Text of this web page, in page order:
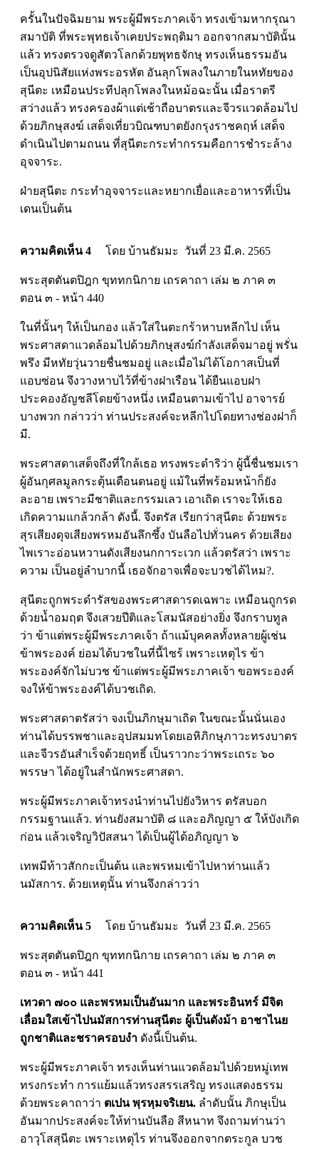
ครั้นในปัจฉิมยาม พระผู้มีพระภาคเจ้า ทรงเข้ามหากรุณา
สมาบัติ ที่พระพุทธเจ้าเคยประพฤติมา ออกจากสมาบัตินั้น
แล้ว ทรงตรวจดูสัตวโลกด้วยพุทธจักษุ ทรงเห็นธรรมอัน
เป็นอุปนิสัยแห่งพระอรหัต อันลุกโพลงในภายในหทัยของ
สุนีตะ เหมือนประทีปลุกโพลงในหม้อฉะนั้น เมื่อราตรี
สว่างแล้ว ทรงครองผ้าแต่เช้าถือบาตรและจีวรแวดล้อมไป
ด้วยภิกษุสงฆ์ เสด็จเที่ยวบิณฑบาตยังกรุงราชคฤห์ เสด็จ
ดำเนินไปตามถนน ที่สุนีตะกระทำกรรมคือการชำระล้าง
อุจจาระ.
ฝ่ายสุนีตะ กระทำอุจจาระและหยากเยื่อและอาหารที่เป็น
เดนเป็นต้น
ความคิดเห็น 4 โดย บ้านธัมมะ วันที่ 23 มี.ค. 2565
พระสุตตันตปิฎก ขุททกนิกาย เถรคาถา เล่ม ๒ ภาค ๓
ตอน ๓ - หน้า 440
ในที่นั้นๆ ให้เป็นกอง แล้วใส่ในตะกร้าหาบหลีกไป เห็น
พระศาสดาแวดล้อมไปด้วยภิกษุสงฆ์กำลังเสด็จมาอยู่ พรั่น
พรึง มีหทัยวุ่นวายชื่นชมอยู่ และเมื่อไม่ได้โอกาสเป็นที่
แอบซ่อน จึงวางหาบไว้ที่ข้างฝาเรือน ได้ยืนแอบฝา
ประคองอัญชลีโดยข้างหนึ่ง เหมือนตามเข้าไป อาจารย์
บางพวก กล่าวว่า ท่านประสงค์จะหลีกไปโดยทางช่องฝาก็
มี.
พระศาสดาเสด็จถึงที่ใกล้เธอ ทรงพระดำริว่า ผู้นี้ชื่นชมเรา
ผู้อันกุศลมูลกระตุ้นเตือนตนอยู่ แม้ในที่พร้อมหน้าก็ยัง
ละอาย เพราะมีชาติและกรรมเลว เอาเถิด เราจะให้เธอ
เกิดความแกล้วกล้า ดังนี้. จึงตรัส เรียกว่าสุนีตะ ด้วยพระ
สุรเสียงดุจเสียงพรหมอันลึกซึ้ง บันลือไปทั่วนคร ด้วยเสียง
ไพเราะอ่อนหวานดังเสียงนกการะเวก แล้วตรัสว่า เพราะ
ความ เป็นอยู่ลำบากนี้ เธอจักอาจเพื่อจะบวชได้ไหม?.
สุนีตะถูกพระดำรัสของพระศาสดารดเฉพาะ เหมือนถูกรด
ด้วยน้ำอมฤต จึงเสวยปีติและโสมนัสอย่างยิ่ง จึงกราบทูล
ว่า ข้าแต่พระผู้มีพระภาคเจ้า ถ้าแม้บุคคลทั้งหลายผู้เช่น
ข้าพระองค์ ย่อมได้บวชในที่นี้ไซร้ เพราะเหตุไร ข้า
พระองค์จักไม่บวช ข้าแต่พระผู้มีพระภาคเจ้า ขอพระองค์
จงให้ข้าพระองค์ได้บวชเถิด.
พระศาสดาตรัสว่า จงเป็นภิกษุมาเถิด ในขณะนั้นนั่นเอง
ท่านได้บรรพชาและอุปสมมทโดยเอหิภิกษุภาวะทรงบาตร
และจีวรอันสำเร็จด้วยฤทธิ์ เป็นราวกะว่าพระเถระ ๖๐
พรรษา ได้อยู่ในสำนักพระศาสดา.
พระผู้มีพระภาคเจ้าทรงนำท่านไปยังวิหาร ตรัสบอก
กรรมฐานแล้ว. ท่านยังสมาบัติ ๘ และอภิญญา ๕ ให้บังเกิด
ก่อน แล้วเจริญวิปัสสนา ได้เป็นผู้ได้อภิญญา ๖
เทพมีท้าวสักกะเป็นต้น และพรหมเข้าไปหาท่านแล้ว
นมัสการ. ด้วยเหตุนั้น ท่านจึงกล่าวว่า
ความคิดเห็น 5 โดย บ้านธัมมะ วันที่ 23 มี.ค. 2565
พระสุตตันตปิฎก ขุททกนิกาย เถรคาถา เล่ม ๒ ภาค ๓
ตอน ๓ - หน้า 441
เทวดา ๗๐๐ และพรหมเป็นอันมาก และพระอินทร์ มีจิต
เลื่อมใสเข้าไปนมัสการท่านสุนีตะ ผู้เป็นดังม้า อาชาไนย
ถูกชาติและชราครอบงำ ดังนี้เป็นต้น.
พระผู้มีพระภาคเจ้า ทรงเห็นท่านแวดล้อมไปด้วยหมู่เทพ
ทรงกระทำ การแย้มแล้วทรงสรรเสริญ ทรงแสดงธรรม
ด้วยพระคาถาว่า ตเปน พฺรหฺมจริเยน. ลำดับนั้น ภิกษุเป็น
อันมากประสงค์จะให้ท่านบันลือ สีหนาท จึงถามท่านว่า
อาวุโสสุนีตะ เพราะเหตุไร ท่านจึงออกจากตระกูล บวช